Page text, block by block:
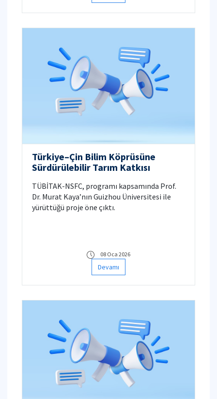
Türkiye–Çin Bilim Köprüsüne
Sürdürülebilir Tarım Katkısı
TÜBİTAK-NSFC, programı kapsamında Prof.
Dr. Murat Kaya’nın Guizhou Üniversitesi ile
yürüttüğü proje öne çıktı.
08 Oca 2026
Devamı